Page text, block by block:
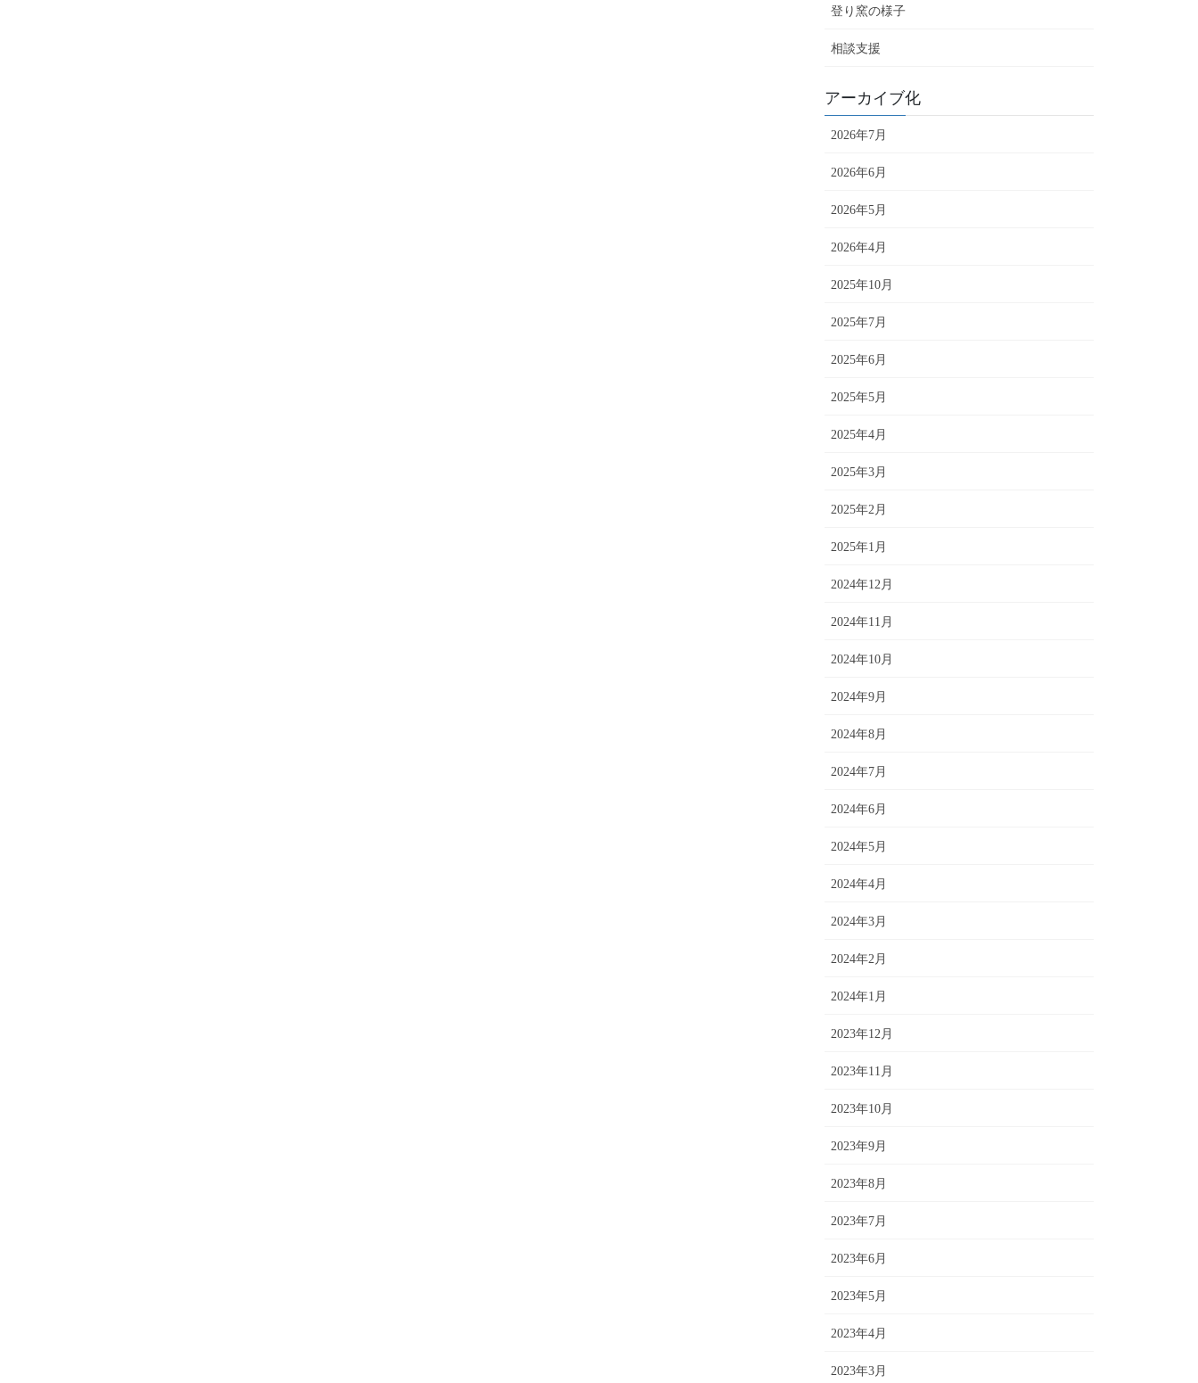
登り窯の様子
相談支援
アーカイブ化
2026年7月
2026年6月
2026年5月
2026年4月
2025年10月
2025年7月
2025年6月
2025年5月
2025年4月
2025年3月
2025年2月
2025年1月
2024年12月
2024年11月
2024年10月
2024年9月
2024年8月
2024年7月
2024年6月
2024年5月
2024年4月
2024年3月
2024年2月
2024年1月
2023年12月
2023年11月
2023年10月
2023年9月
2023年8月
2023年7月
2023年6月
2023年5月
2023年4月
2023年3月